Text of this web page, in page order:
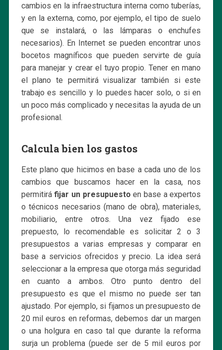
cambios en la infraestructura interna como tuberías,
y en la externa, como, por ejemplo, el tipo de suelo
que se instalará, o las lámparas o enchufes
necesarios). En Internet se pueden encontrar unos
bocetos magníficos que pueden servirte de guía
para manejar y crear el tuyo propio. Tener en mano
el plano te permitirá visualizar también si este
trabajo es sencillo y lo puedes hacer solo, o si en
un poco más complicado y necesitas la ayuda de un
profesional.
Calcula bien los gastos
Este plano que hicimos en base a cada uno de los
cambios que buscamos hacer en la casa, nos
permitiráfijar un presupuesto en base a expertos
o técnicos necesarios (mano de obra), materiales,
mobiliario, entre otros. Una vez fijado ese
prepuesto, lo recomendable es solicitar 2 o 3
presupuestos a varias empresas y comparar en
base a servicios ofrecidos y precio. La idea será
seleccionar a la empresa que otorga más seguridad
en cuanto a ambos. Otro punto dentro del
presupuesto es que el mismo no puede ser tan
ajustado. Por ejemplo, si fijamos un presupuesto de
20 mil euros en reformas, debemos dar un margen
o una holgura en caso tal que durante la reforma
surja un problema (puede ser de 5 mil euros por